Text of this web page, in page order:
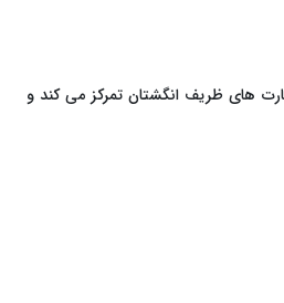
های ظریف انگشتان تمرکز می ‌کند و